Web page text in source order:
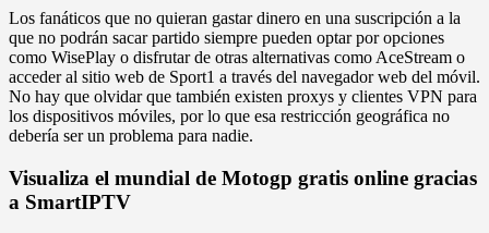
Los fanáticos que no quieran gastar dinero en una suscripción a la
que no podrán sacar partido siempre pueden optar por opciones
como WisePlay o disfrutar de otras alternativas como AceStream o
acceder al sitio web de Sport1 a través del navegador web del móvil.
No hay que olvidar que también existen proxys y clientes VPN para
los dispositivos móviles, por lo que esa restricción geográfica no
debería ser un problema para nadie.
Visualiza el mundial de Motogp gratis online gracias
a SmartIPTV